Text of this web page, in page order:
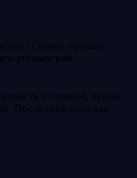
Обмен прошел
вам.
отличная, курсы
Последние полгода